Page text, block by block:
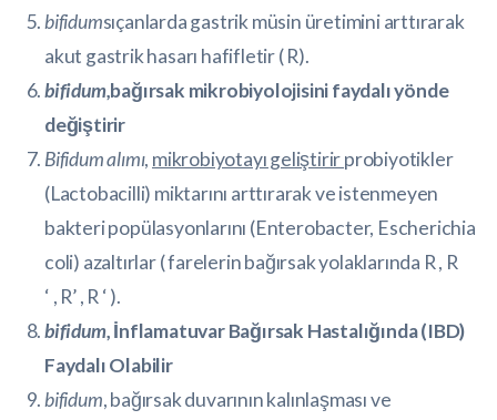
bifidumsıçanlarda gastrik müsin üretimini arttırarak
akut gastrik hasarı hafifletir (R).
bifidum,bağırsak mikrobiyolojisini faydalı yönde
değiştirir
Bifidum alımı, mikrobiyotayı geliştirirprobiyotikler
(Lactobacilli) miktarını arttırarak ve istenmeyen
bakteri popülasyonlarını (Enterobacter, Escherichia
coli) azaltırlar ( farelerin bağırsak yolaklarında R, R
‘ , R’, R ‘).
bifidum, İnflamatuvar Bağırsak Hastalığında (IBD)
Faydalı Olabilir
bifidum, bağırsak duvarının kalınlaşması ve